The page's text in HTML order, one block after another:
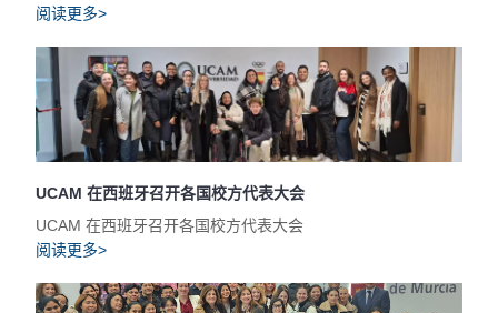
阅读更多>
UCAM 在西班牙召开各国校方代表大会
UCAM 在西班牙召开各国校方代表大会
阅读更多>